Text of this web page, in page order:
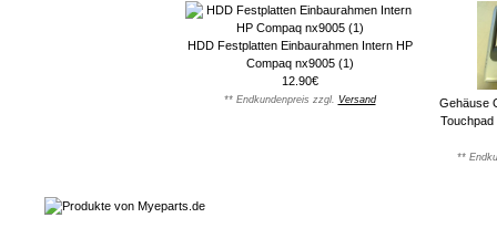
HDD Festplatten Einbaurahmen Intern HP
Compaq nx9005 (1)
12.90€
** Endkundenpreis zzgl. Versand
Gehäuse
**